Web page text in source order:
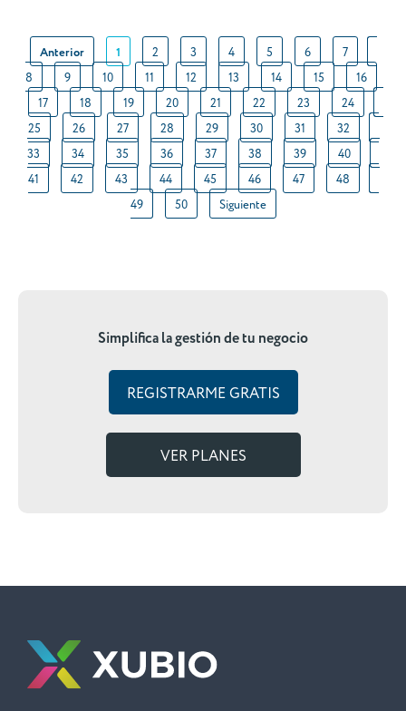
Anterior 1 2 3 4 5 6
7
8
9 10 11 12 13 14 15
16
17
18 19 20 21 22 23
24
25
26 27 28 29 30 31
32
33
34 35 36 37 38 39
40
41
42 43 44 45 46 47
48
49
50 Siguiente
Simplifica la gestión de tu negocio
REGISTRARME GRATIS
VER PLANES